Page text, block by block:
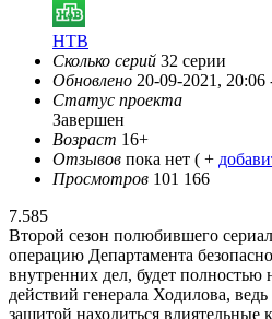
НТВ
Сколько серий 32 серии
Обновлено 20-09-2021, 20:06
Статус проекта
Завершен
Возраст 16+
Отзывов пока нет ( +
Просмотров 101 166
7.585
Второй сезон полюбившего
операцию Департамента
внутренних дел, будет полностью
действий генерала Ходилова,
защитой находиться влиятельные